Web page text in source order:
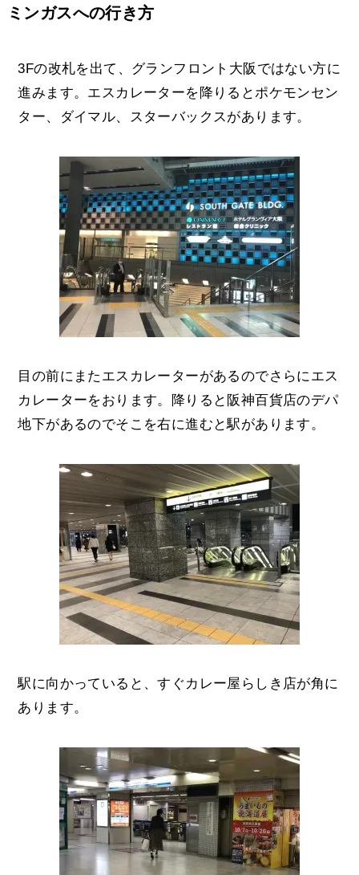
ミンガスへの行き方
3Fの改札を出て、グランフロント大阪ではない方に
進みます。エスカレーターを降りるとポケモンセン
ター、ダイマル、スターバックスがあります。
目の前にまたエスカレーターがあるのでさらにエス
カレーターをおります。降りると阪神百貨店のデパ
地下があるのでそこを右に進むと駅があります。
駅に向かっていると、すぐカレー屋らしき店が角に
あります。